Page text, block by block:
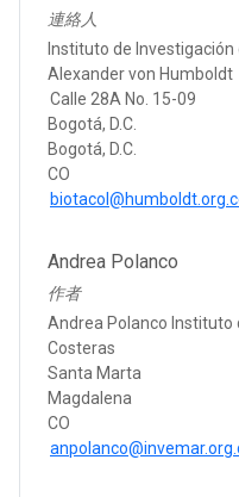
連絡人
Instituto de
Alexander von Humboldt
Calle 28A No. 15-09
Bogotá, D.C.
Bogotá, D.C.
CO
Andrea Polanco
作者
Andrea Polanco Instituto
Costeras
Santa Marta
Magdalena
CO